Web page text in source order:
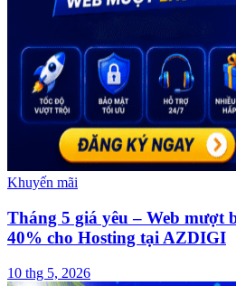
Khuyến mãi
Tháng 5 giá yêu – Web mượt
40% cho Hosting tại AZDIGI
10 thg 5, 2026